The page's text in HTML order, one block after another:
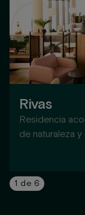
Rivas
Residencia
de naturaleza
1 de 6